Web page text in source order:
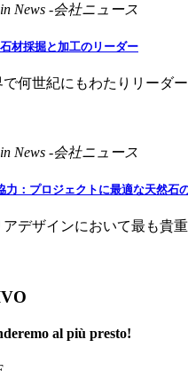
News -会社ニュース
材採掘と加工のリーダー
何世紀にもわたりリーダ
News -会社ニュース
力：プロジェクトに最適な天然石
デザインにおいて最も貴
al più presto!